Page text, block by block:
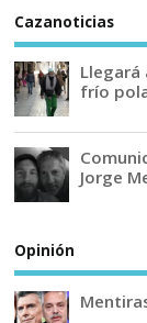
Cazanoticias
Llegará
frío
Jorge
Opinión